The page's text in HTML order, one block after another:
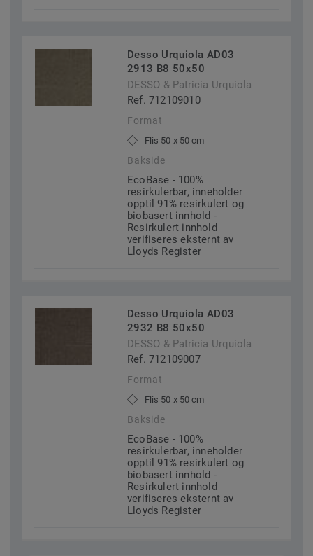
Desso Urquiola AD03
2913 B8 50x50
DESSO & Patricia Urquiola
Ref. 712109010
Format
Flis 50 x 50 cm
Bakside
EcoBase - 100%
resirkulerbar, inneholder
opptil 91% resirkulert og
biobasert innhold -
Resirkulert innhold
verifiseres eksternt av
Lloyds Register
Desso Urquiola AD03
2932 B8 50x50
DESSO & Patricia Urquiola
Ref. 712109007
Format
Flis 50 x 50 cm
Bakside
EcoBase - 100%
resirkulerbar, inneholder
opptil 91% resirkulert og
biobasert innhold -
Resirkulert innhold
verifiseres eksternt av
Lloyds Register